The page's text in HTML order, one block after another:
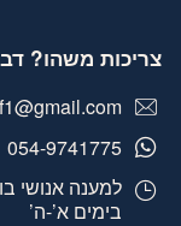
צריכות משהו?
054-9741775
למענה אנושי
בימים א’-ה’